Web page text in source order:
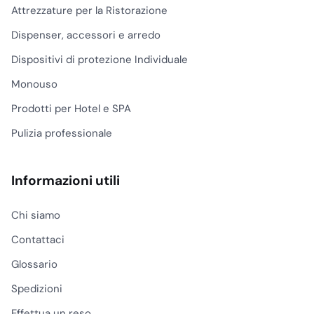
Scelta per
superficie e turno
porte d’ingresso serve
un panno che sopporti
urbana e impronte
bagno, pareti doccia e
divisori interni, invece,
di togliere velo calcareo
leggero e residui di
vapore senza lasciare
o nei veicoli per
catering, un panno per
Attrezzature per la Ristorazione
Dispenser, accessori e arredo
Dispositivi di protezione Individuale
Monouso
Prodotti per Hotel e SPA
Pulizia professionale
Informazioni utili
Chi siamo
Contattaci
Glossario
Spedizioni